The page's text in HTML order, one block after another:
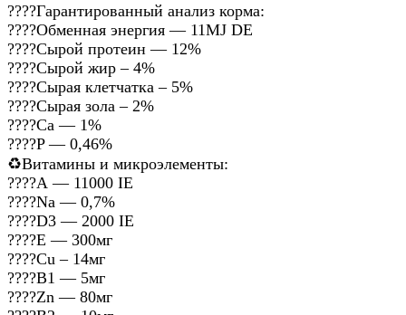
????Гарантированный анализ корма:
????️Обменная энергия — 11MJ DE
????️Сырой протеин — 12%
????️Сырой жир – 4%
????️Сырая клетчатка – 5%
????️Сырая зола – 2%
????️Cа — 1%
????️P — 0,46%
♻️Витамины и микроэлементы:
????️А — 11000 IE
????️Na — 0,7%
????️D3 — 2000 IE
????️Е — 300мг
????️Cu – 14мг
????️В1 — 5мг
????️Zn — 80мг